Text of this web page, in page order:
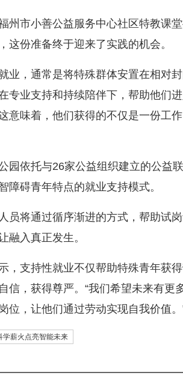
市小善公益服务中心社区特教课堂
这份准备终于迎来了实践的机会。
，通常是将特殊群体安置在相对封
专业支持和持续陪伴下，帮助他们
意味着，他们获得的不仅是一份工
依托与26家公益组织建立的公益
障碍青年特点的就业支持模式。
将通过循序渐进的方式，帮助试岗
融入真正发生。
支持性就业不仅帮助特殊青年获得
信，获得尊严。“我们希望未来有更
位，让他们通过劳动实现自我价值。
学薪火点亮智能未来